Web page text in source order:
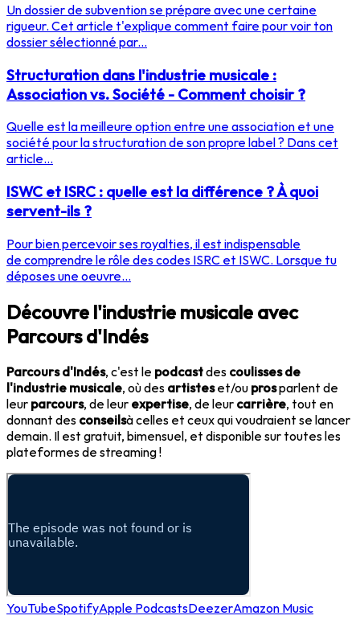
Un dossier de subvention se prépare avec une certaine
rigueur. Cet article t'explique comment faire pour voir ton
dossier sélectionné par...
Structuration dans l'industrie musicale :
Association vs. Société - Comment choisir ?
Quelle est la meilleure option entre une association et une
société pour la structuration de son propre label ? Dans cet
article...
ISWC et ISRC : quelle est la différence ? À quoi
servent-ils ?
Pour bien percevoir ses royalties, il est indispensable
de comprendre le rôle des codes ISRC et ISWC. Lorsque tu
déposes une oeuvre...
Découvre l'industrie musicale avec
Parcours d'Indés
Parcours d'Indés, c'est le podcastdes coulisses de
l'industrie musicale, où des artisteset/ou prosparlent de
leur parcours, de leur expertise, de leur carrière, tout en
donnant des conseilsà celles et ceux qui voudraient se lancer
demain. Il est gratuit, bimensuel, et disponible sur toutes les
plateformes de streaming !
YouTubeSpotifyApple PodcastsDeezerAmazon Music